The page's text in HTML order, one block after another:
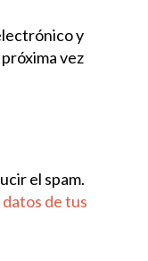
y
vez
el spam.
de tus